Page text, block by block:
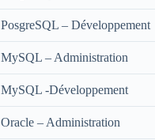
PosgreSQL – Développement
MySQL – Administration
MySQL -Développement
Oracle – Administration